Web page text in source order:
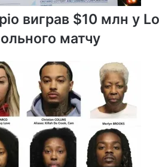
виграв $10 млн у
матчу